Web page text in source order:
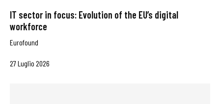
IT sector in focus: Evolution of the EU’s digital
workforce
Eurofound
27 Luglio 2026